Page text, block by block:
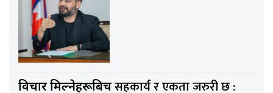
विचार मिल्नेहरूबिचसहकार्य र एकता जरुरी छ :